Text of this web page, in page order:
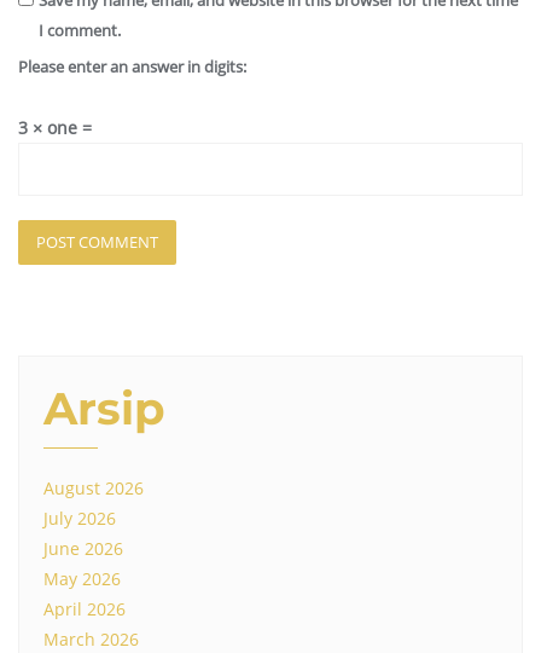
I comment.
Please enter an answer in digits:
3 × one =
Arsip
August 2026
July 2026
June 2026
May 2026
April 2026
March 2026